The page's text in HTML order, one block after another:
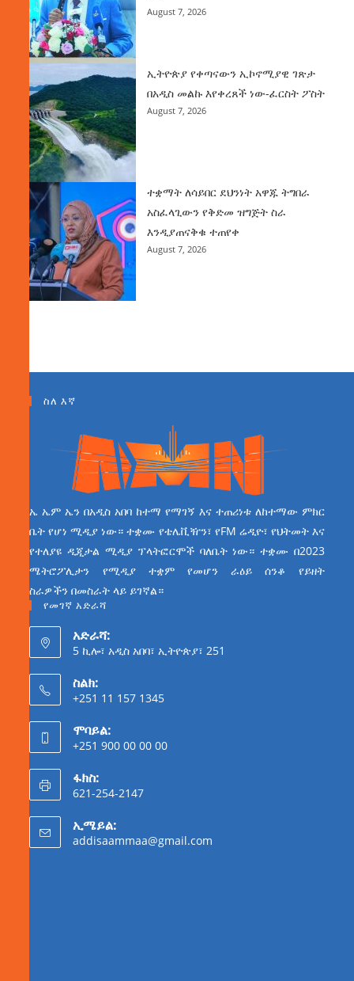
August 7, 2026
ኢትዮጵያ የቀጣናውን ኢኮኖሚያዊ ገጽታ
በአዲስ መልኩ እየቀረጸች ነው-ፈርስት ፖስት
August 7, 2026
ተቋማት ለሳይበር ደህንነት አዋጁ ትግበራ
አስፈላጊውን የቅድመ ዝግጅት ስራ
እንዲያጠናቅቁ ተጠየቀ
August 7, 2026
ስለ እኛ
ኤ ኤም ኤን በአዲስ አበባ ከተማ የማገኝ እና ተጠሪነቱ ለከተማው ምክር
ቤት የሆነ ሚዲያ ነው። ተቋሙ የቴሌቪዥን፣ የFM ሬዲዮ፣ የህትመት እና
የተለያዩ ዲጂታል ሚዲያ ፕላትፎርሞች ባለቤት ነው። ተቋሙ በ2023
ሜትሮፖሊታን የሚዲያ ተቋም የመሆን ራዕይ ሰንቆ የይዘት
ስራዎችን በመስራት ላይ ይገኛል።
የመገኛ አድራሻ
አድራሻ:
5 ኪሎ፣ አዲስ አበባ፣ ኢትዮጵያ፣ 251
ስልክ:
+251 11 157 1345
ሞባይል:
+251 900 00 00 00
ፋክስ:
621-254-2147
ኢሜይል:
addisaammaa@gmail.com